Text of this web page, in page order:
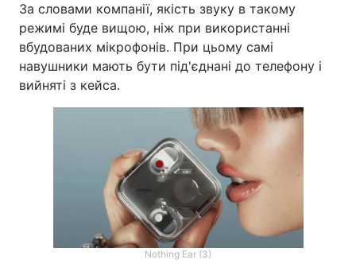
За словами компанії, якість звуку в такому
режимі буде вищою, ніж при використанні
вбудованих мікрофонів. При цьому самі
навушники мають бути під'єднані до телефону і
вийняті з кейса.
Nothing Ear (3)